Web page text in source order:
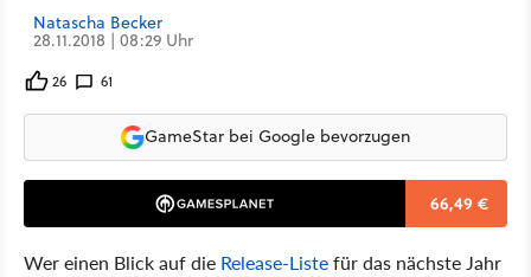
Natascha Becker
28.11.2018 | 08:29 Uhr
26 61
GameStar bei Google bevorzugen
66,49 €
Wer einen Blick auf die Release-Listefür das nächste Jahr